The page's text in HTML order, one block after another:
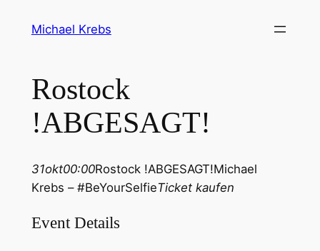
Michael Krebs
Rostock
!ABGESAGT!
31okt00:00Rostock !ABGESAGT!Michael
Krebs – #BeYourSelfieTicket kaufen
Event Details